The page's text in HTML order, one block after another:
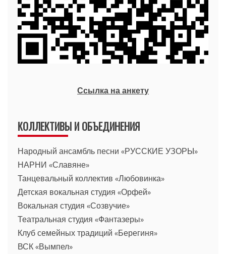
Ссылка на анкету
КОЛЛЕКТИВЫ И ОБЪЕДИНЕНИЯ
Народный ансамбль песни «РУССКИЕ УЗОРЫ»
НАРНИ «Славяне»
Танцевальный коллектив «Любовинка»
Детская вокальная студия «Орфей»
Вокальная студия «Созвучие»
Театральная студия «Фантазеры»
Клуб семейных традиций «Берегиня»
ВСК «Вымпел»